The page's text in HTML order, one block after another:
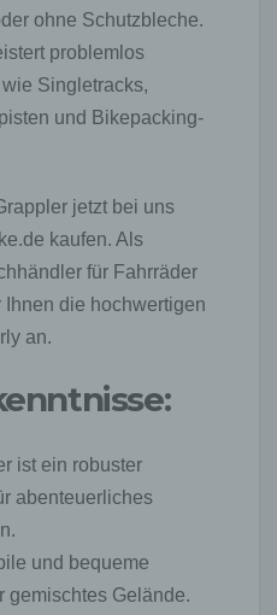
ohne Schutzbleche.
problemlos
Singletracks,
und Bikepacking-
jetzt bei uns
kaufen. Als
für Fahrräder
die hochwertigen
an.
ist ein robuster
abenteuerliches
und bequeme
gemischtes Gelände.